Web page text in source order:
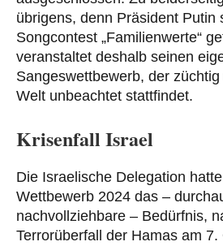
übrigens, denn Präsident Putin
Songcontest „Familienwerte“
veranstaltet deshalb seinen
Sangeswettbewerb, der
Welt unbeachtet stattfindet.
Krisenfall Israel
Die Israelische Delegation
Wettbewerb 2024 das –
nachvollziehbare – Bedürfnis,
Terrorüberfall der Hamas am